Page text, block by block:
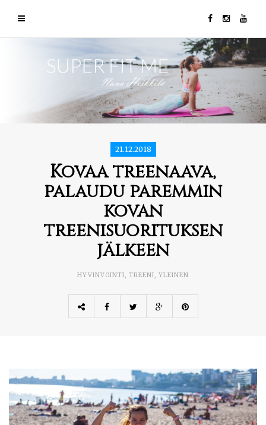
21.12.2018
Kovaa treenaava,
palaudu paremmin
kovan
treenisuorituksen
jälkeen
HYVINVOINTI, TREENI, YLEINEN